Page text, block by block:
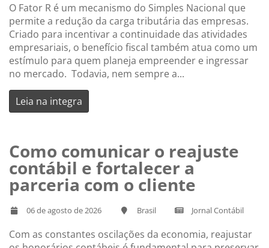
O Fator R é um mecanismo do Simples Nacional que
permite a redução da carga tributária das empresas.
Criado para incentivar a continuidade das atividades
empresariais, o benefício fiscal também atua como um
estímulo para quem planeja empreender e ingressar
no mercado. Todavia, nem sempre a...
Leia na integra
Como comunicar o reajuste
contábil e fortalecer a
parceria com o cliente
06 de agosto de 2026 Brasil Jornal Contábil
Com as constantes oscilações da economia, reajustar